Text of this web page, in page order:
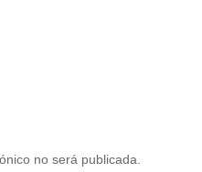
no será publicada.